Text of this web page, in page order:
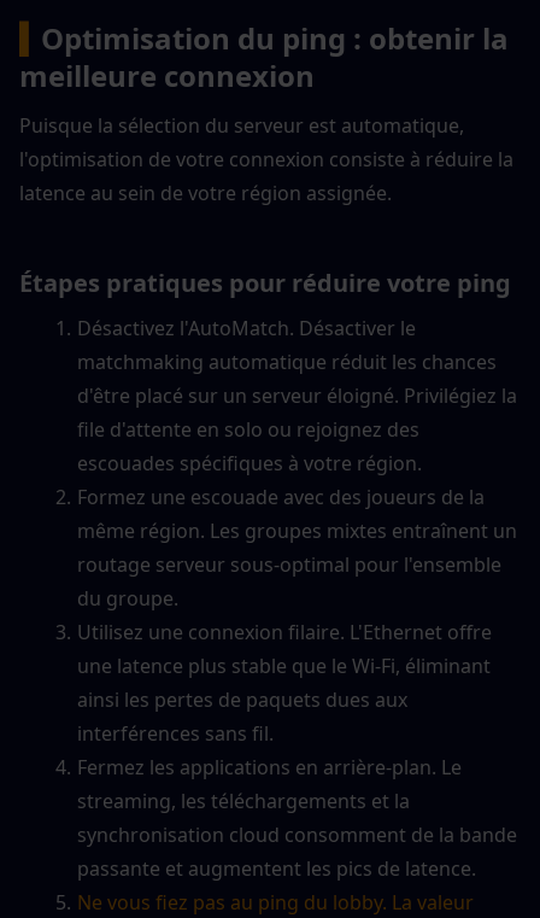
Optimisation du ping : obtenir la
meilleure connexion
Puisque la sélection du serveur est automatique,
l'optimisation de votre connexion consiste à réduire la
latence au sein de votre région assignée.
Étapes pratiques pour réduire votre ping
Désactivez l'AutoMatch. Désactiver le
matchmaking automatique réduit les chances
d'être placé sur un serveur éloigné. Privilégiez la
file d'attente en solo ou rejoignez des
escouades spécifiques à votre région.
Formez une escouade avec des joueurs de la
même région. Les groupes mixtes entraînent un
routage serveur sous-optimal pour l'ensemble
du groupe.
Utilisez une connexion filaire. L'Ethernet offre
une latence plus stable que le Wi-Fi, éliminant
ainsi les pertes de paquets dues aux
interférences sans fil.
Fermez les applications en arrière-plan. Le
streaming, les téléchargements et la
synchronisation cloud consomment de la bande
passante et augmentent les pics de latence.
Ne vous fiez pas au ping du lobby. La valeur